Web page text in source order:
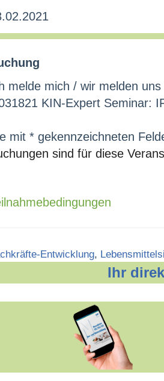
melde mich / wir melden
KIN-Expert Seminar:
mit * gekennzeichneten
sind für diese
Entwicklung,
Ihr